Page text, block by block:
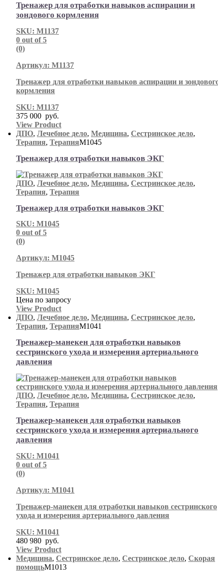
Тренажер для отработки навыков аспирации и
зондового кормления
SKU: М1137
0 out of 5
(0)
Артикул: М1137
Тренажер для отработки навыков аспирации и
кормления
SKU: М1137
375 000 руб.
View Product
ДПО, Лечебное дело, Медицина, Сестринское дело,
Терапия, ТерапияМ1045
Тренажер для отработки навыков ЭКГ
ДПО, Лечебное дело, Медицина, Сестринское дело,
Терапия, Терапия
Тренажер для отработки навыков ЭКГ
SKU: М1045
0 out of 5
(0)
Артикул: М1045
Тренажер для отработки навыков ЭКГ
SKU: М1045
Цена по запросу
View Product
ДПО, Лечебное дело, Медицина, Сестринское дело,
Терапия, ТерапияМ1041
Тренажер-манекен для отработки навыков
сестринского ухода и измерения артериального
давления
ДПО, Лечебное дело, Медицина, Сестринское дело,
Терапия, Терапия
Тренажер-манекен для отработки навыков
сестринского ухода и измерения артериального
давления
SKU: М1041
0 out of 5
(0)
Артикул: М1041
Тренажер-манекен для отработки навыков сестринского
ухода и измерения артериального давления
SKU: М1041
480 980 руб.
View Product
Медицина, Сестринское дело, Сестринское дело, Скорая
помощьМ1013